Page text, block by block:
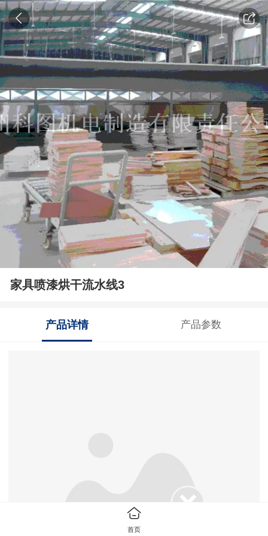
家具喷漆烘干流水线3
产品详情 产品参数
首页